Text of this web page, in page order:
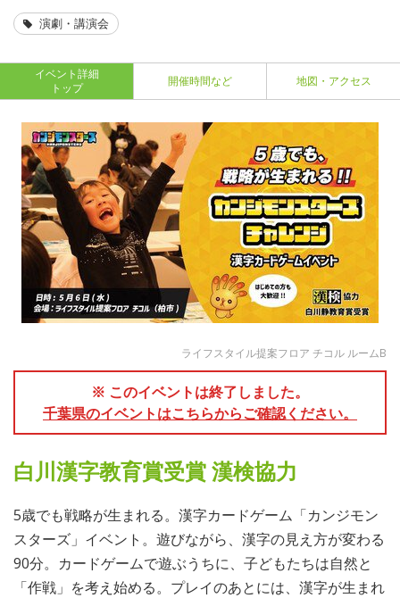
演劇・講演会
イベント詳細
トップ
開催時間など 地図・アクセス
ライフスタイル提案フロア チコル ルームB
※ このイベントは終了しました。
千葉県のイベントはこちらからご確認ください。
白川漢字教育賞受賞 漢検協力
5歳でも戦略が生まれる。漢字カードゲーム「カンジモン
スターズ」イベント。遊びながら、漢字の見え方が変わる
90分。カードゲームで遊ぶうちに、子どもたちは自然と
「作戦」を考え始める。プレイのあとには、漢字が生まれ